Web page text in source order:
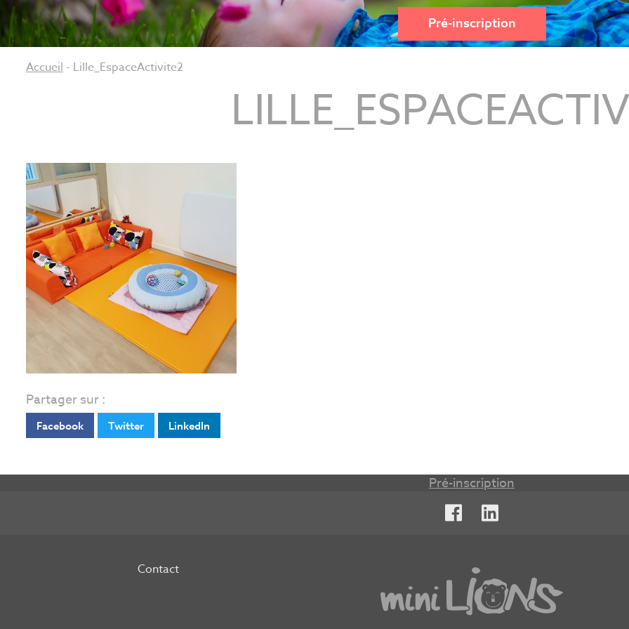
Pré-inscription
Accueil - Lille_EspaceActivite2
Partager sur :
Facebook Twitter LinkedIn
Pré-inscription
Facebook
Contact